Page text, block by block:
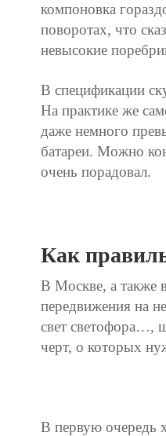
компоновка
поворотах, что
невысокие
В спецификации
На практике же
даже немного
батареи. Можно
очень порадовал.
Как
В Москве, а также
передвижения на
свет светофора…,
черт, о которых
В первую очередь